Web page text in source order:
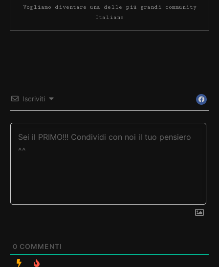
Vogliamo diventare una delle più grandi community
Italiane
Iscriviti
0 COMMENTI